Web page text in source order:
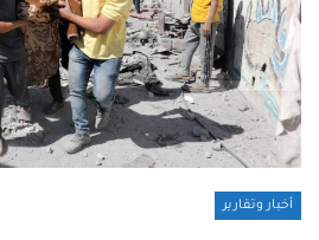
أخبار وتقارير